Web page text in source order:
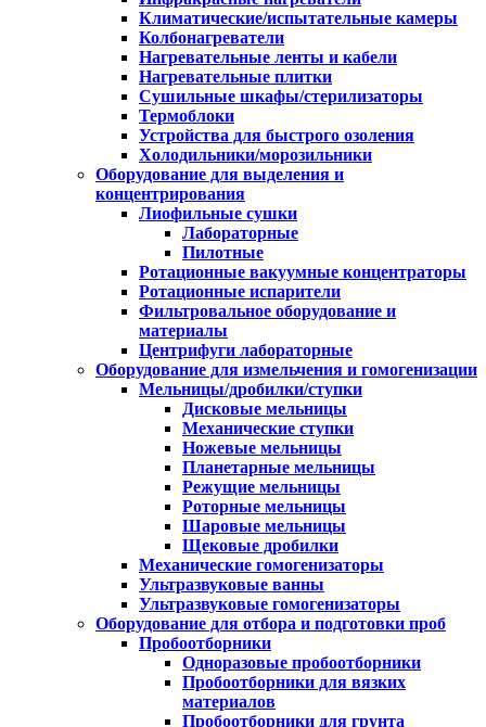
Климатические/испытательные камеры
Колбонагреватели
Нагревательные ленты и кабели
Нагревательные плитки
Сушильные шкафы/стерилизаторы
Термоблоки
Устройства для быстрого озоления
Холодильники/морозильники
Оборудование для выделения и
концентрирования
Лиофильные сушки
Лабораторные
Пилотные
Ротационные вакуумные концентраторы
Ротационные испарители
Фильтровальное оборудование и
материалы
Центрифуги лабораторные
Оборудование для измельчения и гомогенизации
Мельницы/дробилки/ступки
Дисковые мельницы
Механические ступки
Ножевые мельницы
Планетарные мельницы
Режущие мельницы
Роторные мельницы
Шаровые мельницы
Щековые дробилки
Механические гомогенизаторы
Ультразвуковые ванны
Ультразвуковые гомогенизаторы
Оборудование для отбора и подготовки проб
Пробоотборники
Одноразовые пробоотборники
Пробоотборники для вязких
материалов
Пробоотборники для грунта